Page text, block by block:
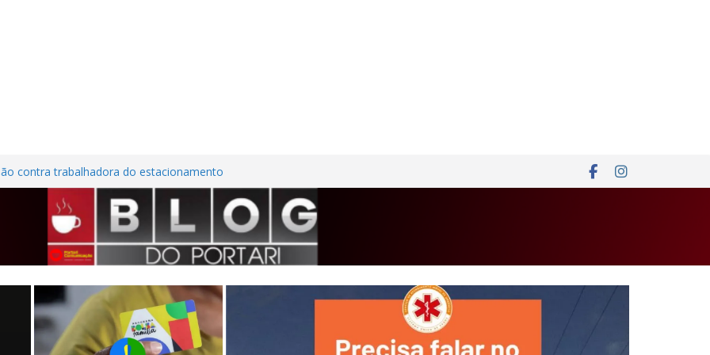
contra trabalhadora do estacionamento
em Frutal
Nordestina
casa desabitada e furtam bicicleta,
no Centro de Frutal
em investimentos, obras de melhoria
seguem em ritmo avançado